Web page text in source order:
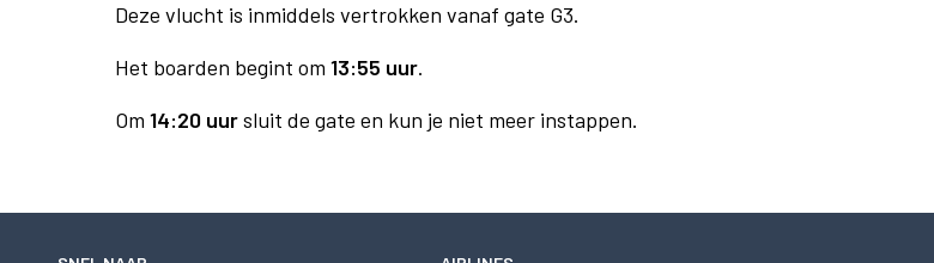
Deze vlucht is inmiddels vertrokken vanaf gate G3.
Het boarden begint om 13:55 uur.
Om 14:20 uursluit de gate en kun je niet meer instappen.